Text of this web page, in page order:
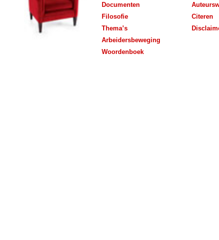
Documenten
Filosofie
Thema’s
Arbeidersbeweging
Woordenboek
Citeren